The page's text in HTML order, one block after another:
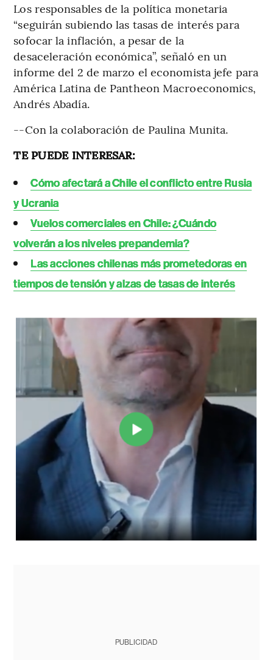
Los responsables de la política monetaria
“seguirán subiendo las tasas de interés para
sofocar la inflación, a pesar de la
desaceleración económica”, señaló en un
informe del 2 de marzo el economista jefe para
América Latina de Pantheon Macroeconomics,
Andrés Abadía.
--Con la colaboración de Paulina Munita.
TE PUEDE INTERESAR:
Cómo afectará a Chile el conflicto entre Rusia
y Ucrania
Vuelos comerciales en Chile: ¿Cuándo
volverán a los niveles prepandemia?
Las acciones chilenas más prometedoras en
tiempos de tensión y alzas de tasas de interés
PUBLICIDAD